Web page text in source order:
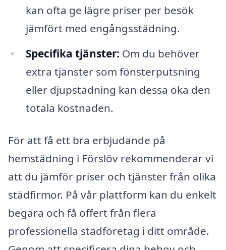
kan ofta ge lägre priser per besök
jämfört med engångsstädning.
Specifika tjänster: Om du behöver
extra tjänster som fönsterputsning
eller djupstädning kan dessa öka den
totala kostnaden.
För att få ett bra erbjudande på
hemstädning i Förslöv rekommenderar vi
att du jämför priser och tjänster från olika
städfirmor. På vår plattform kan du enkelt
begära och få offert från flera
professionella städföretag i ditt område.